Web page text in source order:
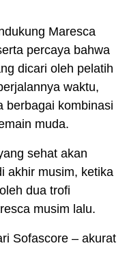
Maresca
percaya bahwa
dicari oleh pelatih
waktu,
berbagai kombinasi
muda.
sehat akan
akhir musim, ketika
dua trofi
musim lalu.
Sofascore – akurat